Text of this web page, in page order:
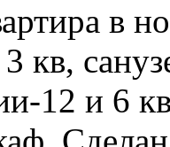
в
кв,
12 и 6